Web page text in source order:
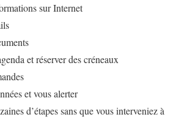
sur Internet
et réserver des créneaux
et vous alerter
d’étapes sans que vous interveniez à